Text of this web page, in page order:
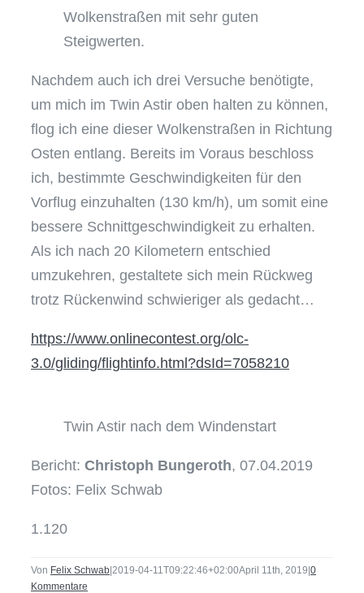
Wolkenstraßen mit sehr guten
Steigwerten.
Nachdem auch ich drei Versuche benötigte,
um mich im Twin Astir oben halten zu können,
flog ich eine dieser Wolkenstraßen in Richtung
Osten entlang. Bereits im Voraus beschloss
ich, bestimmte Geschwindigkeiten für den
Vorflug einzuhalten (130 km/h), um somit eine
bessere Schnittgeschwindigkeit zu erhalten.
Als ich nach 20 Kilometern entschied
umzukehren, gestaltete sich mein Rückweg
trotz Rückenwind schwieriger als gedacht…
https://www.onlinecontest.org/olc-
3.0/gliding/flightinfo.html?dsId=7058210
Twin Astir nach dem Windenstart
Bericht: Christoph Bungeroth, 07.04.2019
Fotos: Felix Schwab
1.120
Von Felix Schwab|2019-04-11T09:22:46+02:00April 11th, 2019|0
Kommentare